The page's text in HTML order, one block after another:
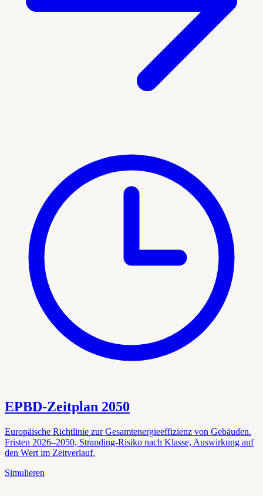
EPBD-Zeitplan 2050
Europäische Richtlinie zur Gesamtenergieeffizienz von Gebäuden.
Fristen 2026–2050, Stranding-Risiko nach Klasse, Auswirkung auf
den Wert im Zeitverlauf.
Simulieren